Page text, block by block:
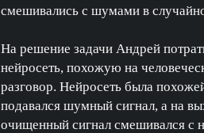
смешивались с шумами в
На решение задачи Андрей
нейросеть, похожую на
разговор. Нейросеть была
подавался шумный сигнал, а на
очищенный сигнал смешивался с